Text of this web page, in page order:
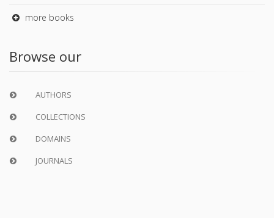
more books
Browse our
AUTHORS
COLLECTIONS
DOMAINS
JOURNALS